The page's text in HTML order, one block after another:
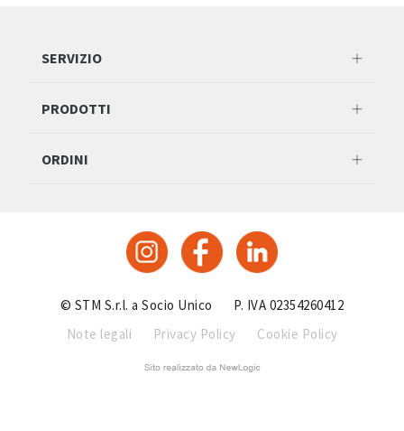
SERVIZIO
PRODOTTI
ORDINI
© STM S.r.l. a Socio Unico
P. IVA 02354260412
Note legali
Privacy Policy Cookie Policy